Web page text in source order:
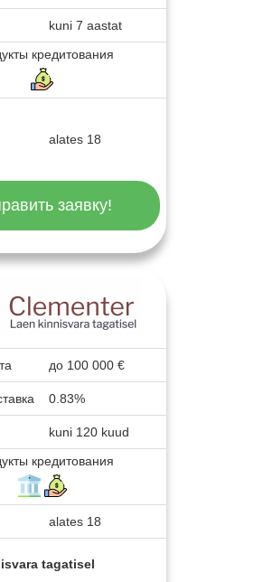
kuni 7 aastat
кредитования
alates 18
заявку!
до 100 000 €
0.83%
kuni 120 kuud
кредитования
alates 18
tagatisel